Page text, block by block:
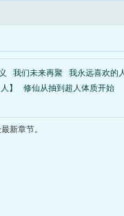
我们未来再聚
我永远喜欢的
】
修仙从抽到超人体质开始
新章节。